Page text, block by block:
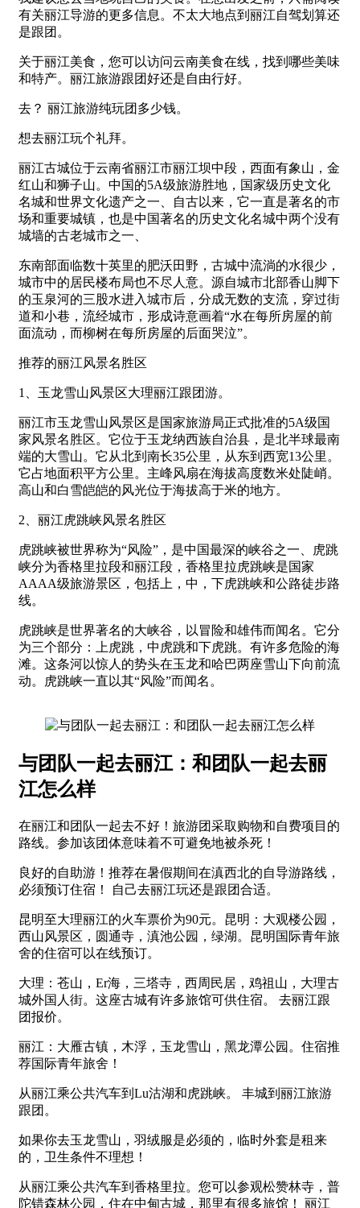
有关丽江导游的更多信息。不太大地点到丽江自驾划算还
是跟团。
关于丽江美食，您可以访问云南美食在线，找到哪些美味
和特产。丽江旅游跟团好还是自由行好。
去？ 丽江旅游纯玩团多少钱。
想去丽江玩个礼拜。
丽江古城位于云南省丽江市丽江坝中段，西面有象山，金
红山和狮子山。中国的5A级旅游胜地，国家级历史文化
名城和世界文化遗产之一、自古以来，它一直是著名的市
场和重要城镇，也是中国著名的历史文化名城中两个没有
城墙的古老城市之一、
东南部面临数十英里的肥沃田野，古城中流淌的水很少，
城市中的居民楼布局也不尽人意。源自城市北部香山脚下
的玉泉河的三股水进入城市后，分成无数的支流，穿过街
道和小巷，流经城市，形成诗意画着“水在每所房屋的前
面流动，而柳树在每所房屋的后面哭泣”。
推荐的丽江风景名胜区
1、玉龙雪山风景区大理丽江跟团游。
丽江市玉龙雪山风景区是国家旅游局正式批准的5A级国
家风景名胜区。它位于玉龙纳西族自治县，是北半球最南
端的大雪山。它从北到南长35公里，从东到西宽13公里。
它占地面积平方公里。主峰风扇在海拔高度数米处陡峭。
高山和白雪皑皑的风光位于海拔高于米的地方。
2、丽江虎跳峡风景名胜区
虎跳峡被世界称为“风险”，是中国最深的峡谷之一、虎跳
峡分为香格里拉段和丽江段，香格里拉虎跳峡是国家
AAAA级旅游景区，包括上，中，下虎跳峡和公路徒步路
线。
虎跳峡是世界著名的大峡谷，以冒险和雄伟而闻名。它分
为三个部分：上虎跳，中虎跳和下虎跳。有许多危险的海
滩。这条河以惊人的势头在玉龙和哈巴两座雪山下向前流
动。虎跳峡一直以其“风险”而闻名。
与团队一起去丽江：和团队一起去丽
江怎么样
在丽江和团队一起去不好！旅游团采取购物和自费项目的
路线。参加该团体意味着不可避免地被杀死！
良好的自助游！推荐在暑假期间在滇西北的自导游路线，
必须预订住宿！ 自己去丽江玩还是跟团合适。
昆明至大理丽江的火车票价为90元。昆明：大观楼公园，
西山风景区，圆通寺，滇池公园，绿湖。昆明国际青年旅
舍的住宿可以在线预订。
大理：苍山，Er海，三塔寺，西周民居，鸡祖山，大理古
城外国人街。这座古城有许多旅馆可供住宿。 去丽江跟
团报价。
丽江：大雁古镇，木浮，玉龙雪山，黑龙潭公园。住宿推
荐国际青年旅舍！
从丽江乘公共汽车到Lu沽湖和虎跳峡。 丰城到丽江旅游
跟团。
如果你去玉龙雪山，羽绒服是必须的，临时外套是租来
的，卫生条件不理想！
从丽江乘公共汽车到香格里拉。您可以参观松赞林寺，普
陀错森林公园，住在中甸古城，那里有很多旅馆！ 丽江